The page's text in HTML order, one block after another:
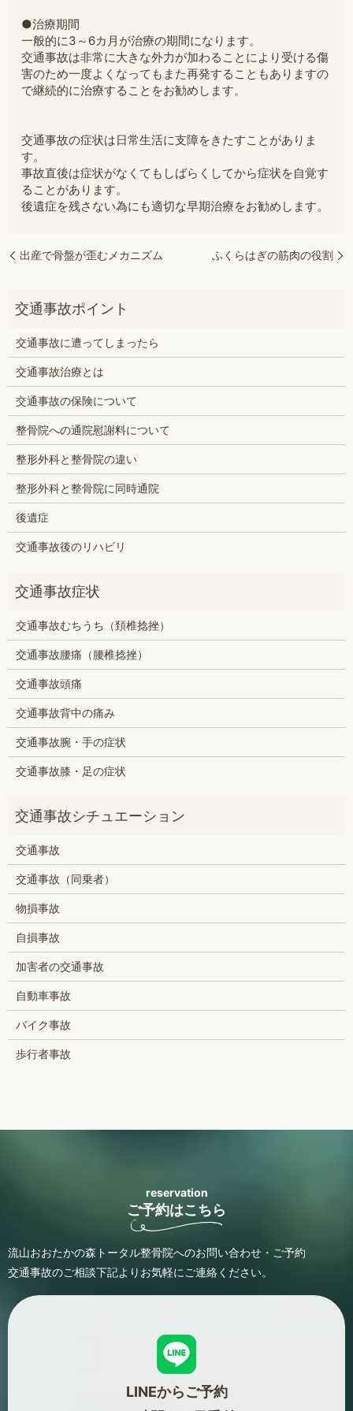
●治療期間
一般的に3～6カ月が治療の期間になります。
交通事故は非常に大きな外力が加わることにより受ける傷
害のため一度よくなってもまた再発することもありますの
で継続的に治療することをお勧めします。
交通事故の症状は日常生活に支障をきたすことがありま
す。
事故直後は症状がなくてもしばらくしてから症状を自覚す
ることがあります。
後遺症を残さない為にも適切な早期治療をお勧めします。
出産で骨盤が歪むメカニズム ふくらはぎの筋肉の役割
交通事故に遭ってしまったら
交通事故治療とは
交通事故の保険について
整骨院への通院慰謝料について
整形外科と整骨院の違い
整形外科と整骨院に同時通院
後遺症
交通事故後のリハビリ
交通事故むちうち（頚椎捻挫）
交通事故腰痛（腰椎捻挫）
交通事故頭痛
交通事故背中の痛み
交通事故腕・手の症状
交通事故膝・足の症状
交通事故
交通事故（同乗者）
物損事故
自損事故
加害者の交通事故
自動車事故
バイク事故
歩行者事故
reservation
ご予約はこちら
流山おおたかの森トータル整骨院へのお問い合わせ・ご予約
交通事故のご相談下記よりお気軽にご連絡ください。
LINEからご予約